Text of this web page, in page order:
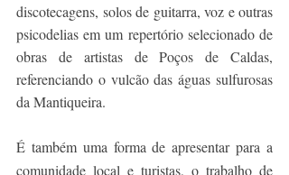
discotecagens, solos de guitarra, voz e outras
psicodelias em um repertório selecionado de
obras de artistas de Poços de Caldas,
referenciando o vulcão das águas sulfurosas
da Mantiqueira.
É também uma forma de apresentar para a
comunidade local e turistas, o trabalho de